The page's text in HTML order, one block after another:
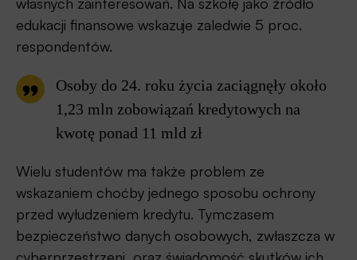
edukacji finansowe wskazuje zaledwie 5 proc.
respondentów.
Osoby do 24. roku życia zaciągnęły około
1,23 mln zobowiązań kredytowych na
kwotę ponad 11 mld zł
Wielu studentów ma także problem ze
wskazaniem choćby jednego sposobu ochrony
przed wyłudzeniem kredytu. Tymczasem
bezpieczeństwo danych osobowych, zwłaszcza w
cyberprzestrzeni, oraz świadomość skutków ich